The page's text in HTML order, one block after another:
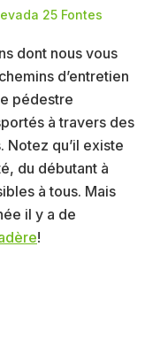
25 Fontes
dont nous vous
d’entretien
pédestre
à travers des
Notez qu’il existe
du débutant à
à tous. Mais
il y a de
!